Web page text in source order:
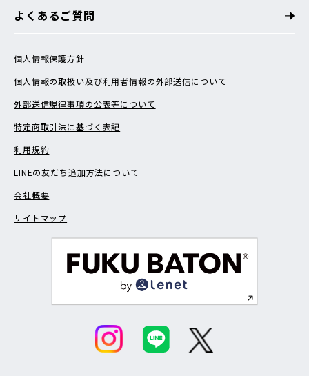
よくあるご質問
個人情報保護方針
個人情報の取扱い及び利用者情報の外部送信について
外部送信規律事項の公表等について
特定商取引法に基づく表記
利用規約
LINEの友だち追加方法について
会社概要
サイトマップ